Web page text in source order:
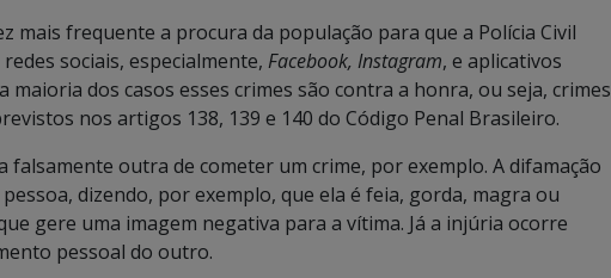
mais frequente a procura da população para que a Polícia Civil
sociais, especialmente, Facebook, Instagram, e aplicativos
maioria dos casos esses crimes são contra a honra, ou seja, crimes
nos artigos 138, 139 e 140 do Código Penal Brasileiro.
falsamente outra de cometer um crime, por exemplo. A difamação
dizendo, por exemplo, que ela é feia, gorda, magra ou
gere uma imagem negativa para a vítima. Já a injúria ocorre
pessoal do outro.